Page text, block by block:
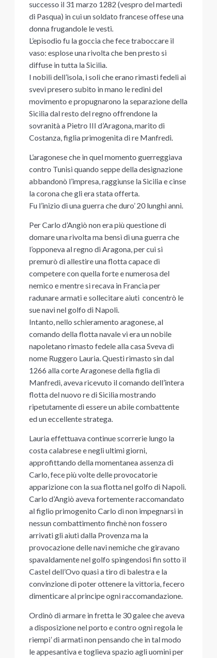
successo il 31 marzo 1282 (vespro del martedì
di Pasqua) in cui un soldato francese offese una
donna frugandole le vesti.
L’episodio fu la goccia che fece traboccare il
vaso: esplose una rivolta che ben presto si
diffuse in tutta la Sicilia.
I nobili dell’isola, i soli che erano rimasti fedeli ai
svevi presero subito in mano le redini del
movimento e propugnarono la separazione della
Sicilia dal resto del regno offrendone la
sovranità a Pietro III d’Aragona, marito di
Costanza, figlia primogenita di re Manfredi.
L’aragonese che in quel momento guerreggiava
contro Tunisi quando seppe della designazione
abbandonò l’impresa, raggiunse la Sicilia e cinse
la corona che gli era stata offerta.
Fu l’inizio di una guerra che duro’ 20 lunghi anni.
Per Carlo d’Angiò non era più questione di
domare una rivolta ma bensì di una guerra che
l’opponeva al regno di Aragona, per cui si
premurò di allestire una flotta capace di
competere con quella forte e numerosa del
nemico e mentre si recava in Francia per
radunare armati e sollecitare aiuti concentrò le
sue navi nel golfo di Napoli.
Intanto, nello schieramento aragonese, al
comando della flotta navale vi era un nobile
napoletano rimasto fedele alla casa Sveva di
nome Ruggero Lauria. Questi rimasto sin dal
1266 alla corte Aragonese della figlia di
Manfredi, aveva ricevuto il comando dell’intera
flotta del nuovo re di Sicilia mostrando
ripetutamente di essere un abile combattente
ed un eccellente stratega.
Lauria effettuava continue scorrerie lungo la
costa calabrese e negli ultimi giorni,
approfittando della momentanea assenza di
Carlo, fece più volte delle provocatorie
apparizione con la sua flotta nel golfo di Napoli.
Carlo d’Angiò aveva fortemente raccomandato
al figlio primogenito Carlo di non impegnarsi in
nessun combattimento finchè non fossero
arrivati gli aiuti dalla Provenza ma la
provocazione delle navi nemiche che giravano
spavaldamente nel golfo spingendosi fin sotto il
Castel dell’Ovo quasi a tiro di balestra e la
convinzione di poter ottenere la vittoria, fecero
dimenticare al principe ogni raccomandazione.
Ordinò di armare in fretta le 30 galee che aveva
a disposizione nel porto e contro ogni regola le
riempi’ di armati non pensando che in tal modo
le appesantiva e toglieva spazio agli uomini per